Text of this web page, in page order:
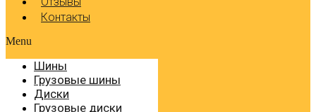
Контакты
Menu
Шины
Грузовые шины
Диски
Грузовые диски